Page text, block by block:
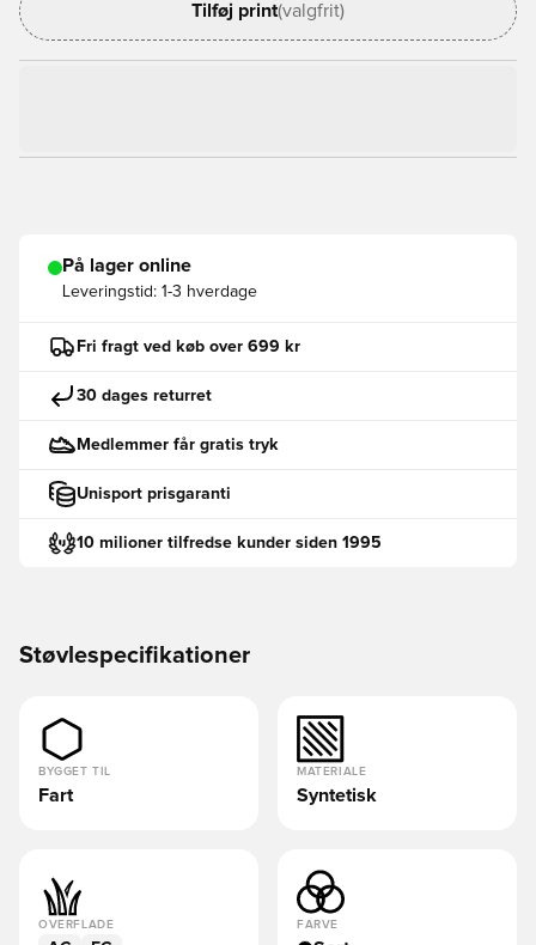
Tilføj print(valgfrit)
På lager online
Leveringstid: 1-3 hverdage
Fri fragt ved køb over 699 kr
30 dages returret
Medlemmer får gratis tryk
Unisport prisgaranti
10 milioner tilfredse kunder siden 1995
Støvlespecifikationer
BYGGET TIL
Fart
MATERIALE
Syntetisk
OVERFLADE FARVE